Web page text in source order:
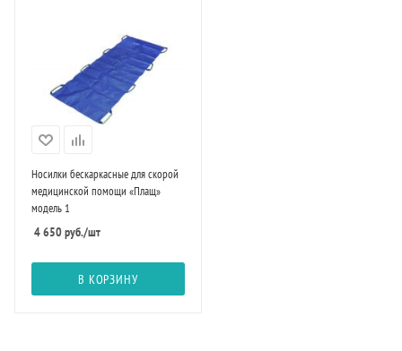
Носилки бескаркасные для скорой
медицинской помощи «Плащ»
модель 1
4 650руб./шт
В КОРЗИНУ